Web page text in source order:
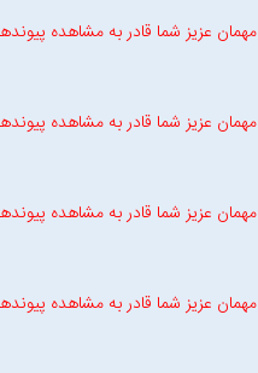
مهمان عزیز شما قادر به مشاهده
مهمان عزیز شما قادر به مشاهده
مهمان عزیز شما قادر به مشاهده
مهمان عزیز شما قادر به مشاهده